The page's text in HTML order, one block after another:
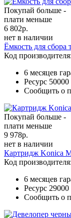
Покупай больше -
плати меньше
6 802р.
нет в наличии
Ёмкость для сбора
Код производителя:
6 месяцев
Ресурс 50000
Сообщить о
Покупай больше -
плати меньше
9 978р.
нет в наличии
Картридж Konica
Код производителя:
6 месяцев
Ресурс 29000
Сообщить о